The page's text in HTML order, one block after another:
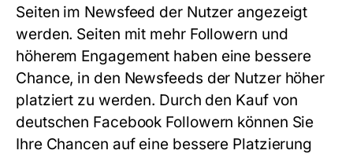
Seiten im Newsfeed der Nutzer angezeigt
werden. Seiten mit mehr Followern und
höherem Engagement haben eine bessere
Chance, in den Newsfeeds der Nutzer höher
platziert zu werden. Durch den Kauf von
deutschen Facebook Followern können Sie
Ihre Chancen auf eine bessere Platzierung